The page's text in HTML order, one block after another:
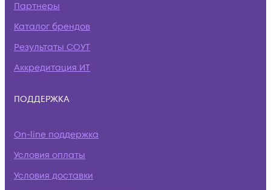
Партнеры
Каталог брендов
Результаты СОУТ
Аккредитация ИТ
ПОДДЕРЖКА
On-line поддержка
Условия оплаты
Условия доставки